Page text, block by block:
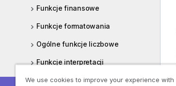
Funkcje finansowe
Funkcje formatowania
Ogólne funkcje liczbowe
Funkcje interpretacji
Funkcje międzyrekordowe
We use cookies to improve your experience